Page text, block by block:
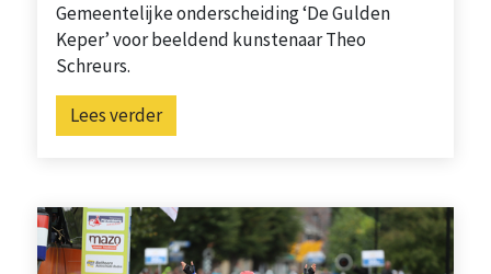
Gemeentelijke onderscheiding ‘De Gulden
Keper’ voor beeldend kunstenaar Theo
Schreurs.
Lees verder